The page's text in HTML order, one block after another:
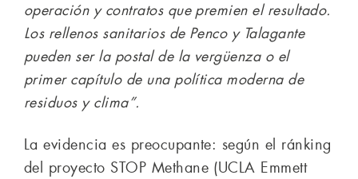
operación y contratos que premien el resultado.
Los rellenos sanitarios de Penco y Talagante
pueden ser la postal de la vergüenza o el
primer capítulo de una política moderna de
residuos y clima”.
La evidencia es preocupante: según el ránking
del proyecto STOP Methane (UCLA Emmett